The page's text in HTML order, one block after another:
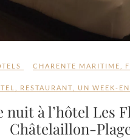
CHARENTE MARITIME
RESTAURANT UN WEEK-
nuit à l’hôtel Les
Châtelaillon-